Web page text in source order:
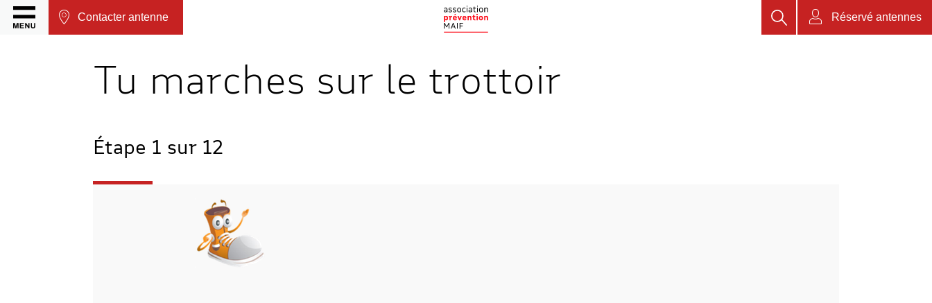
Contacter antenne Réservé antennes
Rechercher
Tu marches sur le trottoir
Étape 1 sur 12